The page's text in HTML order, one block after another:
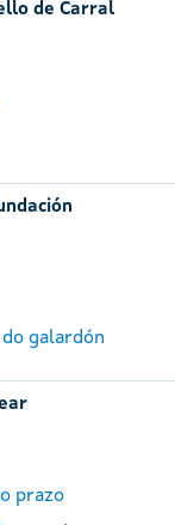
de Carral
galardón
prazo